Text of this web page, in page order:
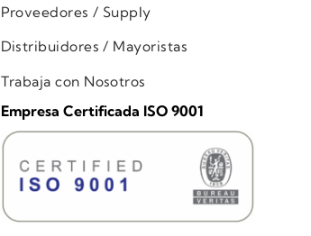
Proveedores / Supply
Distribuidores / Mayoristas
Trabaja con Nosotros
Empresa Certificada ISO 9001